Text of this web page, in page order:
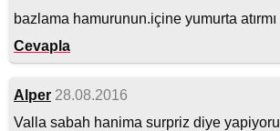
bazlama hamurunun.içine yumurta atırmı
Cevapla
Alper 28.08.2016
Valla sabah hanima surpriz diye